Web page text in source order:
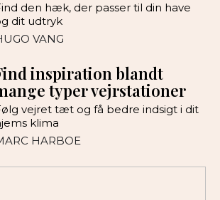
den hæk, der passer til din have
dit udtryk
VANG
inspiration blandt
typer vejrstationer
vejret tæt og få bedre indsigt i dit
klima
HARBOE